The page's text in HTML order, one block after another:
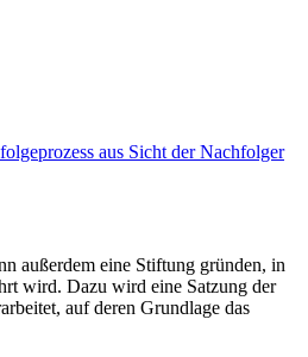
aus Sicht der Nachfolger
außerdem eine Stiftung gründen, in
wird. Dazu wird eine Satzung der
auf deren Grundlage das